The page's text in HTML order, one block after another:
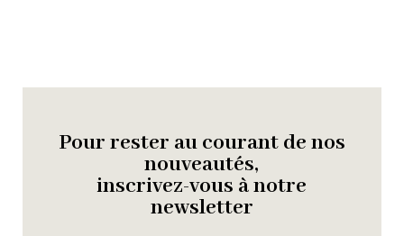
Pour rester au courant de nos
nouveautés,
inscrivez-vous à notre
newsletter